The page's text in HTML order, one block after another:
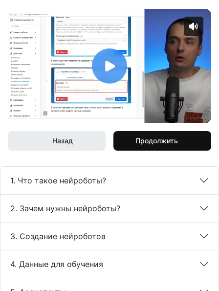
1. Что такое нейроботы?
2. Зачем нужны нейроботы?
3. Создание нейроботов
4. Данные для обучения
Назад Продолжить